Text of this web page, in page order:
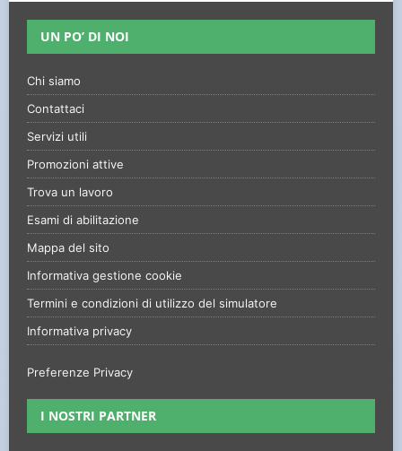
UN PO’ DI NOI
Chi siamo
Contattaci
Servizi utili
Promozioni attive
Trova un lavoro
Esami di abilitazione
Mappa del sito
Informativa gestione cookie
Termini e condizioni di utilizzo del simulatore
Informativa privacy
Preferenze Privacy
I NOSTRI PARTNER